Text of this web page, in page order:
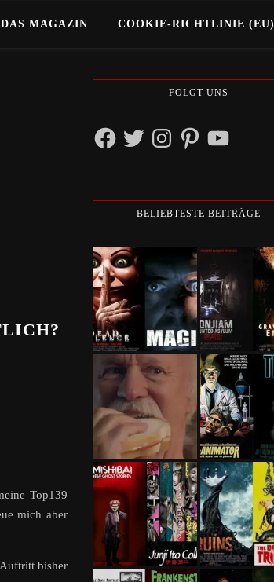
MAGAZIN COOKIE-RICHTLINIE (EU)
Top139
mich aber
bisher
FOLGT UNS
FacebookTwitterInstagramPinterestYouTube
BELIEBTESTE BEITRÄGE